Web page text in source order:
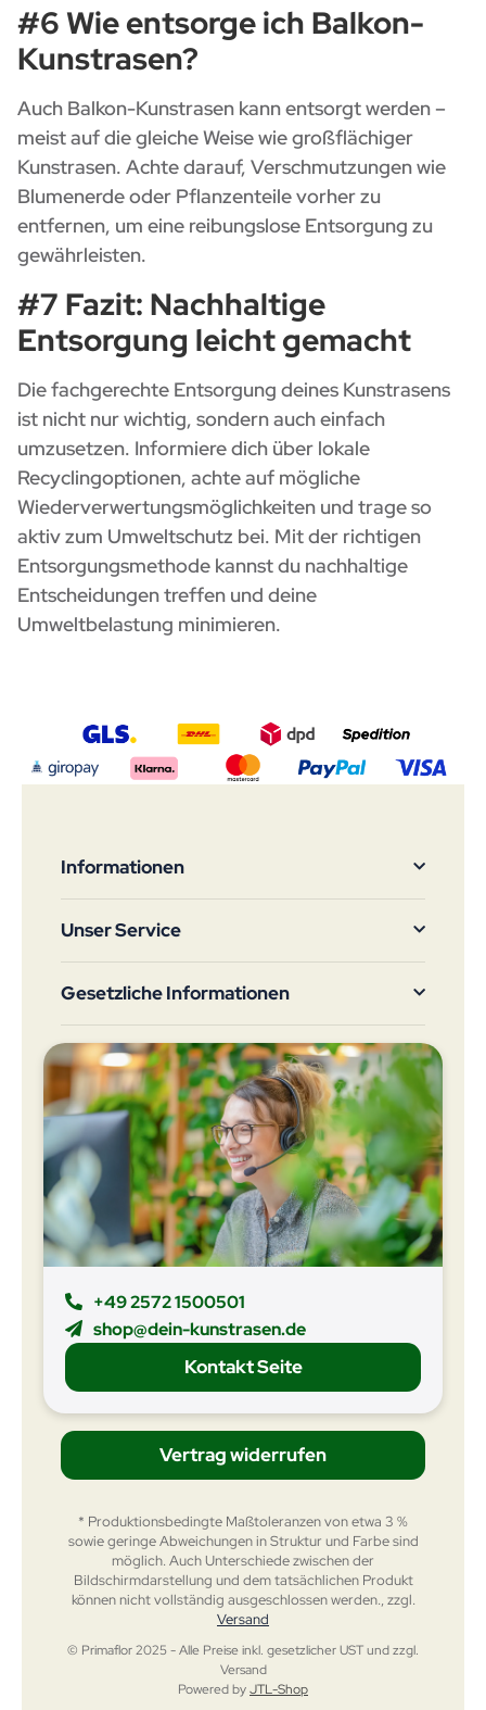
#6 Wie entsorge ich Balkon-
Kunstrasen?
Auch Balkon-Kunstrasen kann entsorgt werden –
meist auf die gleiche Weise wie großflächiger
Kunstrasen. Achte darauf, Verschmutzungen wie
Blumenerde oder Pflanzenteile vorher zu
entfernen, um eine reibungslose Entsorgung zu
gewährleisten.
#7 Fazit: Nachhaltige
Entsorgung leicht gemacht
Die fachgerechte Entsorgung deines Kunstrasens
ist nicht nur wichtig, sondern auch einfach
umzusetzen. Informiere dich über lokale
Recyclingoptionen, achte auf mögliche
Wiederverwertungsmöglichkeiten und trage so
aktiv zum Umweltschutz bei. Mit der richtigen
Entsorgungsmethode kannst du nachhaltige
Entscheidungen treffen und deine
Umweltbelastung minimieren.
Informationen
Unser Service
Gesetzliche Informationen
+49 2572 1500501
shop@dein-kunstrasen.de
Kontakt Seite
Vertrag widerrufen
* Produktionsbedingte Maßtoleranzen von etwa 3 %
sowie geringe Abweichungen in Struktur und Farbe sind
möglich. Auch Unterschiede zwischen der
Bildschirmdarstellung und dem tatsächlichen Produkt
können nicht vollständig ausgeschlossen werden., zzgl.
Versand
© Primaflor 2025 - Alle Preise inkl. gesetzlicher UST und zzgl.
Versand
Powered byJTL-Shop